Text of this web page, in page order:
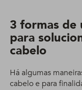
3 formas de
para
cabelo
Há algumas
cabelo e para